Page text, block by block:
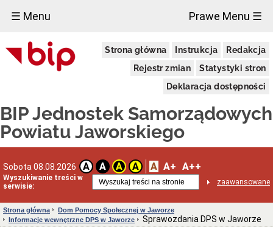
☰ Menu Prawe Menu ☰
Strona główna Instrukcja
Redakcja
Rejestr zmian
Statystyki stron
Deklaracja dostępności
BIP Jednostek Samorządowych
Powiatu Jaworskiego
Sobota 08.08.2026 A A A A A A+ A++
Wyszukiwanie treści w
serwisie:
zaawansowane
Biuletyn
informacji
Publicznej
Wsparcia
"Pod
Zielonym
Dębem"
w
Dane
adresowe
dni
i
godziny
Strona główna
Dom Pomocy Społecznej w Jaworze
Informacje wewnętrzne DPS w Jaworze
Sprawozdania DPS w Jaworze
×